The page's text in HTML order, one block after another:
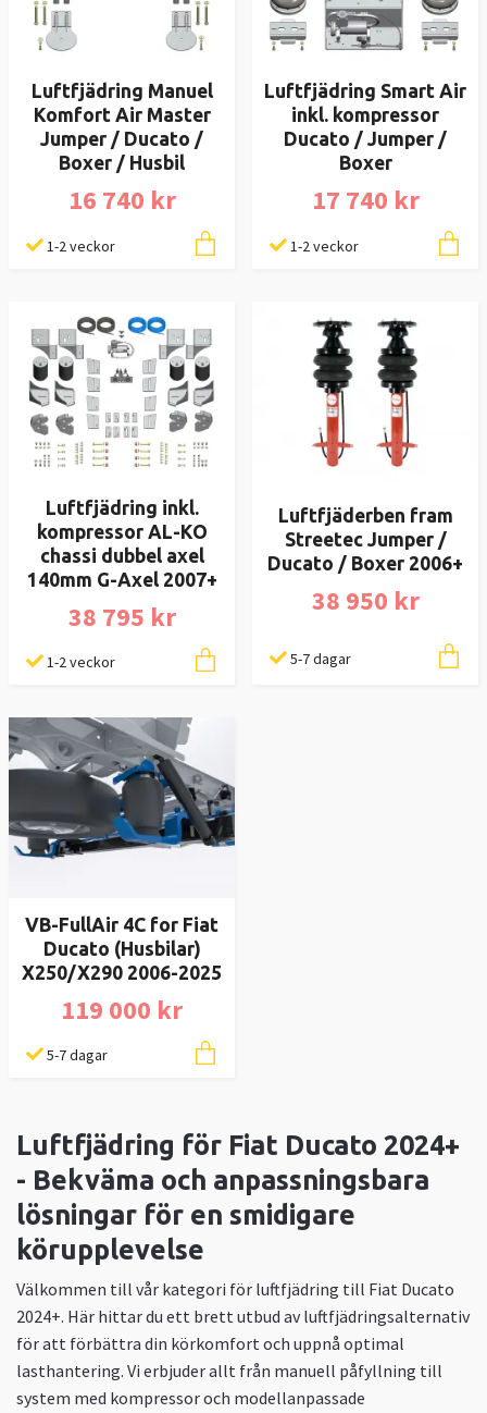
Luftfjädring Manuel
Komfort Air Master
Jumper / Ducato /
Boxer / Husbil
16 740 kr
1-2 veckor
Luftfjädring Smart Air
inkl. kompressor
Ducato / Jumper /
Boxer
17 740 kr
1-2 veckor
Luftfjädring inkl.
kompressor AL-KO
chassi dubbel axel
140mm G-Axel 2007+
38 795 kr
1-2 veckor
Luftfjäderben fram
Streetec Jumper /
Ducato / Boxer 2006+
38 950 kr
5-7 dagar
VB-FullAir 4C for Fiat
Ducato (Husbilar)
X250/X290 2006-2025
119 000 kr
5-7 dagar
Luftfjädring för Fiat Ducato 2024+
- Bekväma och anpassningsbara
lösningar för en smidigare
körupplevelse
Välkommen till vår kategori för luftfjädring till Fiat Ducato
2024+. Här hittar du ett brett utbud av luftfjädringsalternativ
för att förbättra din körkomfort och uppnå optimal
lasthantering. Vi erbjuder allt från manuell påfyllning till
system med kompressor och modellanpassade